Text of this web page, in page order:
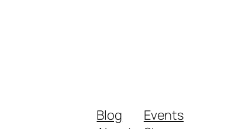
Blog
Events